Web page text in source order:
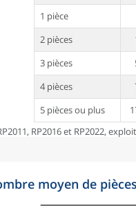
1 pièce
2 pièces
3 pièces
4 pièces
5 pièces ou plus
RP2016 et RP2022,
moyen de